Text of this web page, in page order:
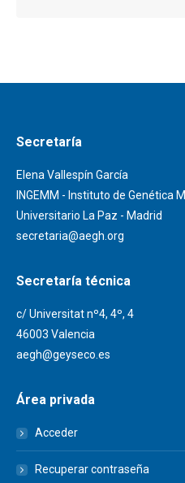
Secretaría
Elena Vallespín García
INGEMM - Instituto de Genética
Universitario La Paz - Madrid
secretaria@aegh.org
Secretaría técnica
c/ Universitat nº4, 4º, 4
46003 Valencia
aegh@geyseco.es
Área privada
Acceder
Recuperar contraseña